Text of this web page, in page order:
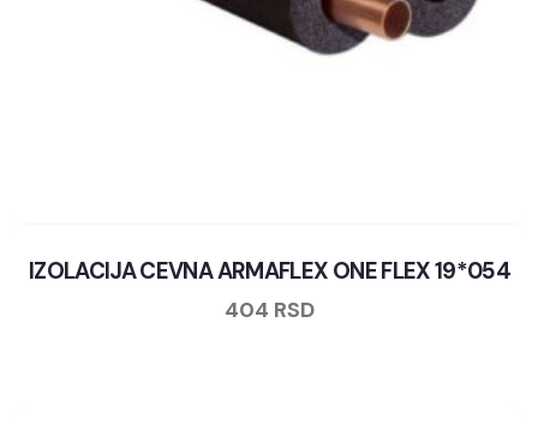
IZOLACIJA CEVNA ARMAFLEX ONE FLEX 19*054
404 RSD